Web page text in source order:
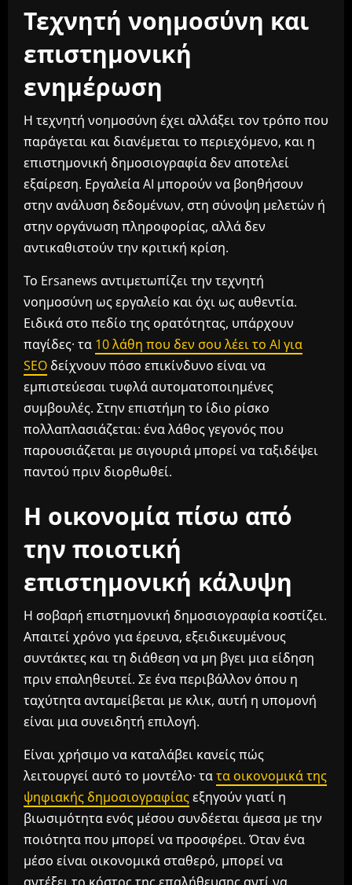
Τεχνητή νοημοσύνη και
επιστημονική
ενημέρωση
Η τεχνητή νοημοσύνη έχει αλλάξει τον τρόπο που
παράγεται και διανέμεται το περιεχόμενο, και η
επιστημονική δημοσιογραφία δεν αποτελεί
εξαίρεση. Εργαλεία AI μπορούν να βοηθήσουν
στην ανάλυση δεδομένων, στη σύνοψη μελετών ή
στην οργάνωση πληροφορίας, αλλά δεν
αντικαθιστούν την κριτική κρίση.
Το Ersanews αντιμετωπίζει την τεχνητή
νοημοσύνη ως εργαλείο και όχι ως αυθεντία.
Ειδικά στο πεδίο της ορατότητας, υπάρχουν
παγίδες· τα 10 λάθη που δεν σου λέει το AI για
SEOδείχνουν πόσο επικίνδυνο είναι να
εμπιστεύεσαι τυφλά αυτοματοποιημένες
συμβουλές. Στην επιστήμη το ίδιο ρίσκο
πολλαπλασιάζεται: ένα λάθος γεγονός που
παρουσιάζεται με σιγουριά μπορεί να ταξιδέψει
παντού πριν διορθωθεί.
Η οικονομία πίσω από
την ποιοτική
επιστημονική κάλυψη
Η σοβαρή επιστημονική δημοσιογραφία κοστίζει.
Απαιτεί χρόνο για έρευνα, εξειδικευμένους
συντάκτες και τη διάθεση να μη βγει μια είδηση
πριν επαληθευτεί. Σε ένα περιβάλλον όπου η
ταχύτητα ανταμείβεται με κλικ, αυτή η υπομονή
είναι μια συνειδητή επιλογή.
Είναι χρήσιμο να καταλάβει κανείς πώς
λειτουργεί αυτό το μοντέλο· τατα οικονομικά της
ψηφιακής δημοσιογραφίαςεξηγούν γιατί η
βιωσιμότητα ενός μέσου συνδέεται άμεσα με την
ποιότητα που μπορεί να προσφέρει. Όταν ένα
μέσο είναι οικονομικά σταθερό, μπορεί να